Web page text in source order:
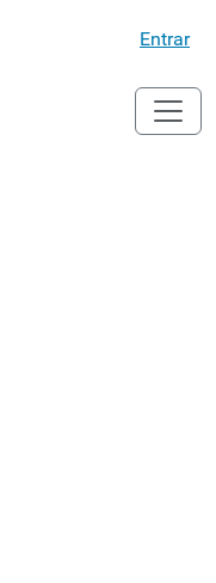
Entrar